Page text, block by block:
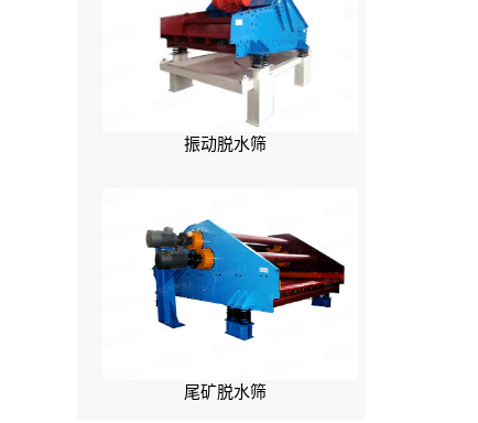
振动脱水筛
尾矿脱水筛